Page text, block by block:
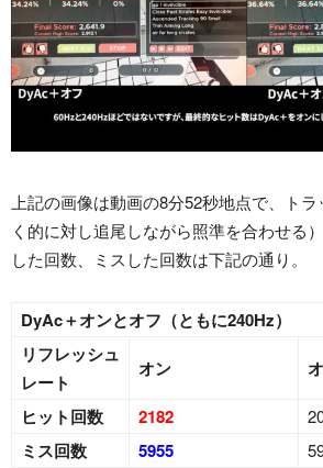
上記の画像は動画の8分52秒地点で、ト
く的に対し追尾しながら照準を合わせる
した回数、ミスした回数は下記の通り。
DyAc＋オンとオフ（ともに240Hz）
リフレッシュ
レート
オン
ヒット回数
2182
ミス回数 5955